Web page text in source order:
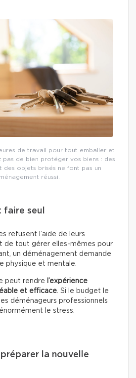
de travail pour tout emballer et
pas de bien protéger vos biens : des
des objets brisés ne font pas un
réussi.
seul
refusent l’aide de leurs
de tout gérer elles-mêmes pour
un déménagement demande
physique et mentale.
peut rendre l’expérience
et efficace. Si le budget le
déménageurs professionnels
le stress.
la nouvelle